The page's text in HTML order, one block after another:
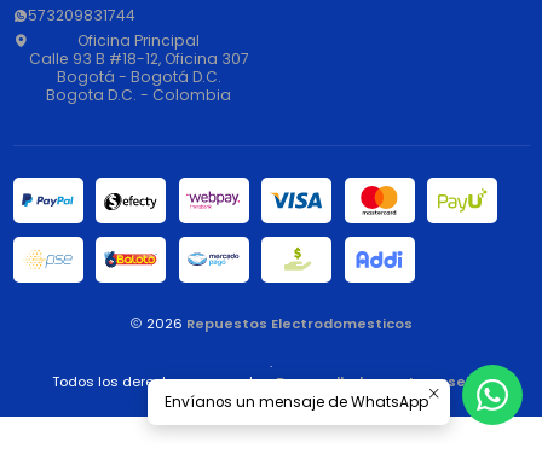
573209831744
Oficina Principal
Calle 93 B #18-12, Oficina 307
Bogotá - Bogotá D.C.
Bogota D.C. - Colombia
2026 Repuestos Electrodomesticos
.
Todos los derechos reservados.Desarrollado por Jumpseller.
Envíanos un mensaje de WhatsApp